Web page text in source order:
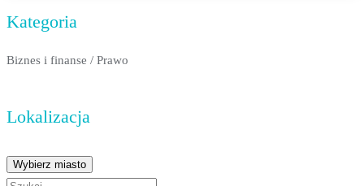
Kategoria
Biznes i finanse / Prawo
Lokalizacja
Wybierz miasto